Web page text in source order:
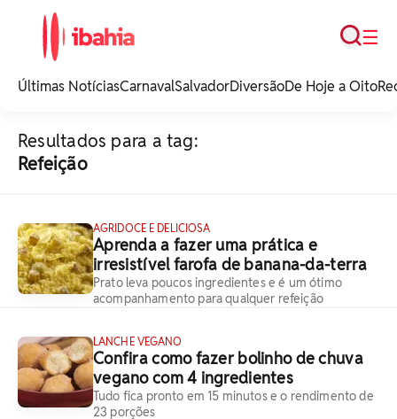
noticias e
☰
Busca
Últimas NotíciasCarnavalSalvadorDiversãoDe Hoje a Oito
Resultados para a tag:
Refeição
AGRIDOCE E DELICIOSA
Aprenda a fazer uma prática e
irresistível farofa de banana-da-terra
Prato leva poucos ingredientes e é um ótimo
acompanhamento para qualquer refeição
LANCHE VEGANO
Confira como fazer bolinho de chuva
vegano com 4 ingredientes
Tudo fica pronto em 15 minutos e o rendimento de
23 porções